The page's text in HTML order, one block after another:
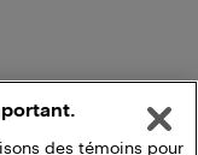
des témoins pour